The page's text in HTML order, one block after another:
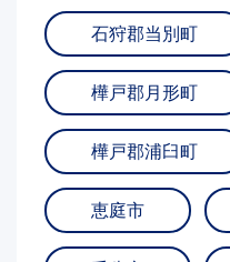
石狩郡当別町
樺戸郡月形町
樺戸郡浦臼町
恵庭市